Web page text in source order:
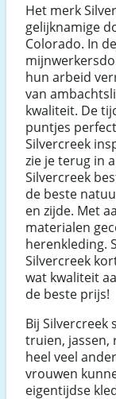
Het merk
gelijknamige
Colorado. In
hun arbeid
van
kwaliteit. De
puntjes
Silvercreek
zie je terug in
Silvercreek
de beste
en zijde. Met
materialen
herenkleding.
Silvercreek
wat kwaliteit
de beste prijs!
Bij Silvercreek
truien, jassen,
heel veel
vrouwen
eigentijdse